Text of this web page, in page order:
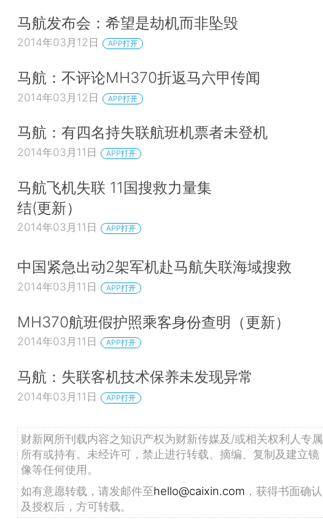
马航发布会：希望是劫机而非坠毁
2014年03月12日 APP打开
马航：不评论MH370折返马六甲传闻
2014年03月12日 APP打开
马航：有四名持失联航班机票者未登机
2014年03月11日 APP打开
马航飞机失联 11国搜救力量集
结(更新）
2014年03月11日 APP打开
中国紧急出动2架军机赴马航失联海域搜救
2014年03月11日 APP打开
MH370航班假护照乘客身份查明（更新）
2014年03月11日 APP打开
马航：失联客机技术保养未发现异常
2014年03月11日 APP打开
财新网所刊载内容之知识产权为财新传媒及/或相关权利人专属
所有或持有。未经许可，禁止进行转载、摘编、复制及建立镜
像等任何使用。
如有意愿转载，请发邮件至hello@caixin.com ，获得书面确认
及授权后，方可转载。